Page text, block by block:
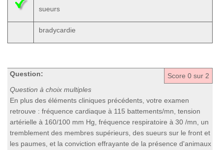
sueurs
bradycardie
Score 0 sur 2
Question:
Question à choix multiples
En plus des éléments cliniques précédents, votre examen
retrouve : fréquence cardiaque à 115 battements/mn, tension
artérielle à 160/100 mm Hg, fréquence respiratoire à 30 /mn, un
tremblement des membres supérieurs, des sueurs sur le front et
les paumes, et la conviction effrayante de la présence d'animaux